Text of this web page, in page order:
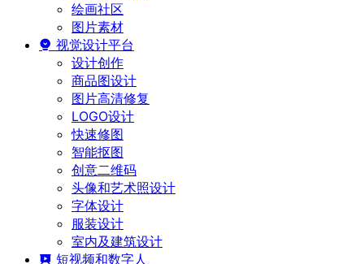
绘画社区
图片素材
视觉设计平台
设计创作
商品图设计
图片高清修复
LOGO设计
快速修图
智能抠图
创意二维码
头像和艺术照设计
字体设计
服装设计
室内及建筑设计
短视频和数字人